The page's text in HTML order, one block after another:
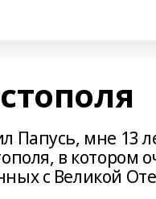
Папусь, мне 13
в
с Великой